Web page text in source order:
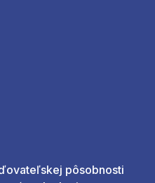
pôsobnosti